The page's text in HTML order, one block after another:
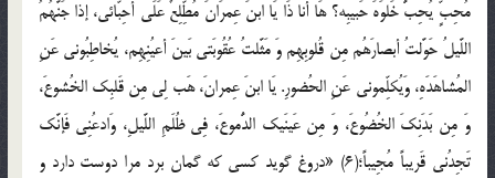
مُحِبٍّ یُحِبُّ خَلوَهَ حَبیبِه؟ هَا أنا ذَا یَا ابنَ عِمرَانَ مُطِّلِعٌ عَلَی أحِبّائی، إذا جَنَّهُمُ
اللَّیلُ حَوَّلتُ أبصارَهُم مِن قُلوبِهِم وَ مَثَّلتُ عُقُوبَتی بَینَ أعیُنِهِم، یُخاطِبُونی عَنِ
المُشاهَدَهِ، وَیُکلِّمونی عَنِ الحُضورِ. یَا ابنَ عِمرانَ، هَب لِی مِن قَلبِک الخُشوعَ،
وَ مِن بَدَنِکَ الخُضُوعَ، وَ مِن عَینَیک الدُّموعَ، فِی ظُلَمِ اللَّیلِ، وَادعُنِی فَإنَّک
تَجِدُنی قَریباً مُجِیباً؛(6) «دروغ گوید کسی که گمان برد مرا دوست دارد و